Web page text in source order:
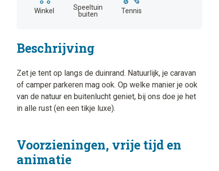
Winkel
Speeltuin
buiten
Tennis
Beschrijving
Zet je tent op langs de duinrand. Natuurlijk, je caravan
of camper parkeren mag ook. Op welke manier je ook
van de natuur en buitenlucht geniet, bij ons doe je het
in alle rust (en een tikje luxe).
Voorzieningen, vrije tijd en
animatie